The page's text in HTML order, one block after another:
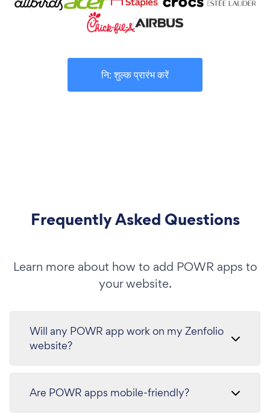
नि: शुल्क प्रारंभ करें
Frequently Asked Questions
Learn more about how to add POWR apps to
your website.
Will any POWR app work on my Zenfolio
website?
Are POWR apps mobile-friendly?